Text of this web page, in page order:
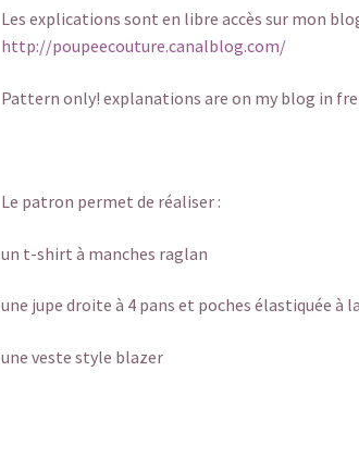
Les explications sont en libre accès sur mon
http://poupeecouture.canalblog.com/
Pattern only! explanations are on my blog in
Le patron permet de réaliser :
un t-shirt à manches raglan
une jupe droite à 4 pans et poches élastiquée à
une veste style blazer